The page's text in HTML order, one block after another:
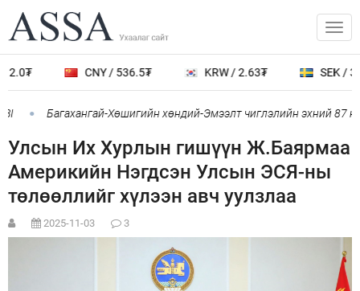
CNY / 536.5₮ KRW / 2.63₮ SEK /
Багахангай-Хөшигийн хөндий-Эмээлт чиглэлийн эхний 87
Улсын Их Хурлын гишүүн Ж.Баярмаа
Америкийн Нэгдсэн Улсын ЭСЯ-ны
төлөөллийг хүлээн авч уулзлаа
2025-11-03 3